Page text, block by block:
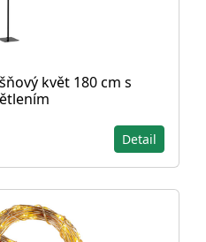
květ 180 cm s
Detail